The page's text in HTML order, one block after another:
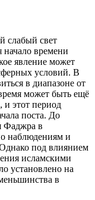
слабый свет
начало времени
явление может
условий. В
в диапазоне от
может быть ещё
этот период
поста. До
Фаджра в
наблюдениям и
под влиянием
исламскими
установлено на
в